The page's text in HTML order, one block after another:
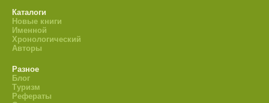
Каталоги
Новые книги
Именной
Хронологический
Авторы
Разное
Блог
Туризм
Рефераты